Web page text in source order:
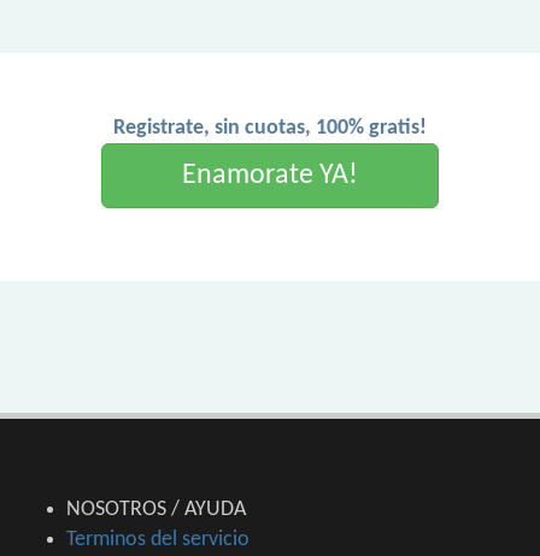
Registrate, sin cuotas, 100% gratis!
Enamorate YA!
NOSOTROS / AYUDA
Terminos del servicio